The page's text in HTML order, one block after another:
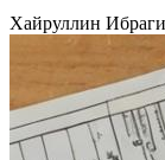
Хайруллин